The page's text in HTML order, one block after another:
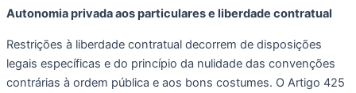
Autonomia privada aos particulares e liberdade contratual
Restrições à liberdade contratual decorrem de disposições
legais específicas e do princípio da nulidade das convenções
contrárias à ordem pública e aos bons costumes. O Artigo 425